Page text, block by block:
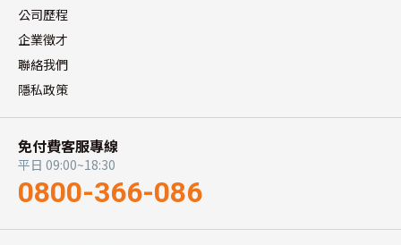
公司歷程
企業徵才
聯絡我們
隱私政策
免付費客服專線
平日 09:00~18:30
0800-366-086